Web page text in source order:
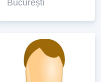
București